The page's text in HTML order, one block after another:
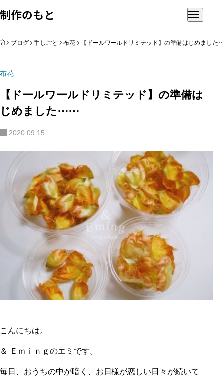
制作のもと
HOME
ブログ 手しごと 布花 【ドールワールドリミテッド】の準備はじめまし
布花
【ドールワールドリミテッド】の準備は
じめました⋯⋯
2020.09.15
こんにちは。
＆ Ｅｍｉｎｇのエミです。
毎日、おうちの中が暗く、お日様が恋しい日々が続いて